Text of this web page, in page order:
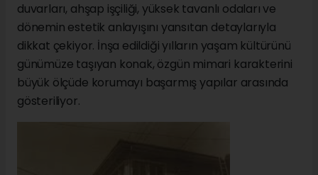
duvarları, ahşap işçiliği, yüksek tavanlı odaları ve
dönemin estetik anlayışını yansıtan detaylarıyla
dikkat çekiyor. İnşa edildiği yılların yaşam kültürünü
günümüze taşıyan konak, özgün mimari karakterini
büyük ölçüde korumayı başarmış yapılar arasında
gösteriliyor.